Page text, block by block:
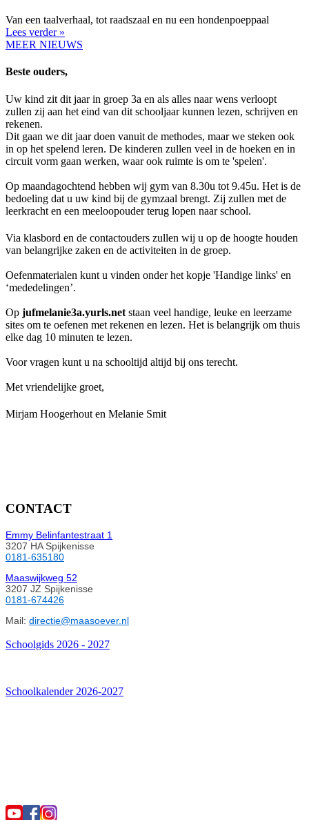
Van een taalverhaal, tot raadszaal en nu een hondenpoeppaal
Lees verder »
MEER NIEUWS
Beste ouders,
Uw kind zit dit jaar in groep 3a en als alles naar wens verloopt
zullen zij aan het eind van dit schooljaar kunnen lezen, schrijven en
rekenen.
Dit gaan we dit jaar doen vanuit de methodes, maar we steken ook
in op het spelend leren. De kinderen zullen veel in de hoeken en in
circuit vorm gaan werken, waar ook ruimte is om te 'spelen'.
Op maandagochtend hebben wij gym van 8.30u tot 9.45u. Het is de
bedoeling dat u uw kind bij de gymzaal brengt. Zij zullen met de
leerkracht en een meeloopouder terug lopen naar school.
Via klasbord en de contactouders zullen wij u op de hoogte houden
van belangrijke zaken en de activiteiten in de groep.
Oefenmaterialen kunt u vinden onder het kopje 'Handige links' en
‘mededelingen’.
Op jufmelanie3a.yurls.net staan veel handige, leuke en leerzame
sites om te oefenen met rekenen en lezen. Het is belangrijk om thuis
elke dag 10 minuten te lezen.
Voor vragen kunt u na schooltijd altijd bij ons terecht.
Met vriendelijke groet,
Mirjam Hoogerhout en Melanie Smit
CONTACT
Emmy Belinfantestraat 1
3207 HA Spijkenisse
0181-635180
Maaswijkweg 52
3207 JZ Spijkenisse
0181-674426
Mail: directie@maasoever.nl
Schoolgids 2026 - 2027
Schoolkalender 2026-2027